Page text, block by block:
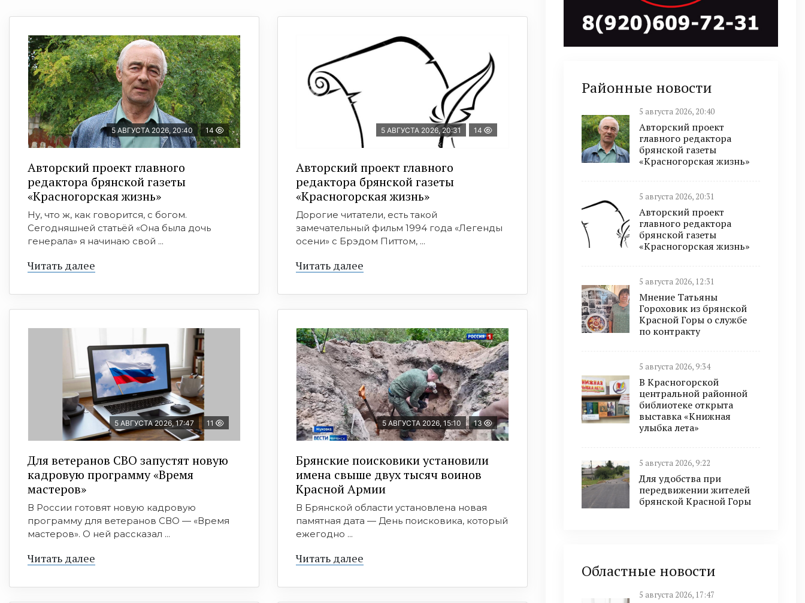
5 АВГУСТА 2026, 20:40 14
Авторский проект главного
редактора брянской газеты
«Красногорская жизнь»
Ну, что ж, как говорится, с богом.
Сегодняшней статьёй «Она была дочь
генерала» я начинаю свой ...
Читать далее
5 АВГУСТА 2026, 20:31 14
Авторский проект главного
редактора брянской газеты
«Красногорская жизнь»
Дорогие читатели, есть такой
замечательный фильм 1994 года «Легенды
осени» с Брэдом Питтом, ...
Читать далее
5 АВГУСТА 2026, 17:47 11
Для ветеранов СВО запустят новую
кадровую программу «Время
мастеров»
В России готовят новую кадровую
программу для ветеранов СВО — «Время
мастеров». О ней рассказал ...
Читать далее
5 АВГУСТА 2026, 15:10 13
Брянские поисковики установили
имена свыше двух тысяч воинов
Красной Армии
В Брянской области установлена новая
памятная дата — День поисковика, который
ежегодно ...
Читать далее
Районные новости
5 августа 2026, 20:40
Авторский проект
главного редактора
брянской газеты
«Красногорская жизнь»
5 августа 2026, 20:31
Авторский проект
главного редактора
брянской газеты
«Красногорская жизнь»
5 августа 2026, 12:31
Мнение Татьяны
Гороховик из брянской
Красной Горы о службе
по контракту
5 августа 2026, 9:34
В Красногорской
центральной районной
библиотеке открыта
выставка «Книжная
улыбка лета»
5 августа 2026, 9:22
Для удобства при
передвижении жителей
брянской Красной Горы
Областные новости
5 августа 2026, 17:47